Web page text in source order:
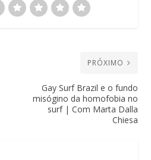
PRÓXIMO
Gay Surf Brazil e o fundo
misógino da homofobia no
surf | Com Marta Dalla
Chiesa